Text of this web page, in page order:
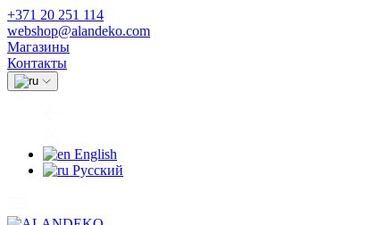
+371 20 251 114
webshop@alandeko.com
Магазины
Контакты
English
Русский